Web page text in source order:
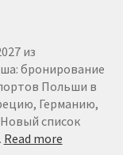
ОТ
€
29
из
бронирование
Польши в
Германию,
список
Read more: